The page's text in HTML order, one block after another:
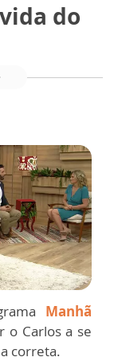
do
Manhã
o Carlos a se
correta.